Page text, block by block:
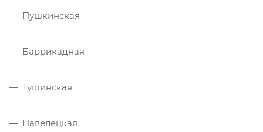
Пушкинская
Баррикадная
Тушинская
Павелецкая